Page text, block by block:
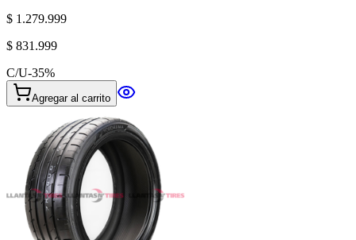
$ 1.279.999
$ 831.999
C/U-35%
Agregar al carrito